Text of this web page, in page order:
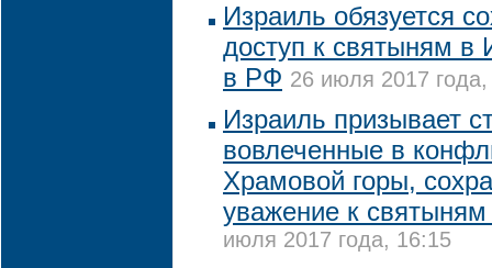
Израиль обязуется
доступ к святыням в
в РФ 26 июля 2017
Израиль призывает
вовлеченные в
Храмовой горы,
уважение к
июля 2017 года, 16:15